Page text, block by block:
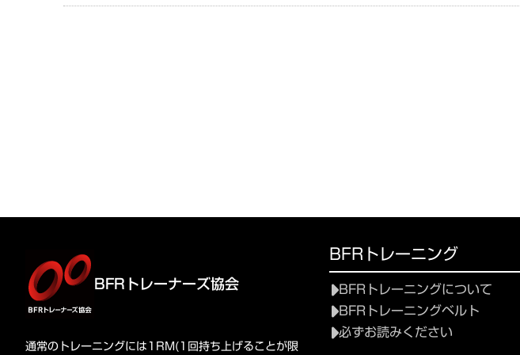
BFRトレーナーズ協会
通常のトレーニングには1RM(1回持ち上げることが限
BFRトレーニング
BFRトレーニングについて
BFRトレーニングベルト
必ずお読みください